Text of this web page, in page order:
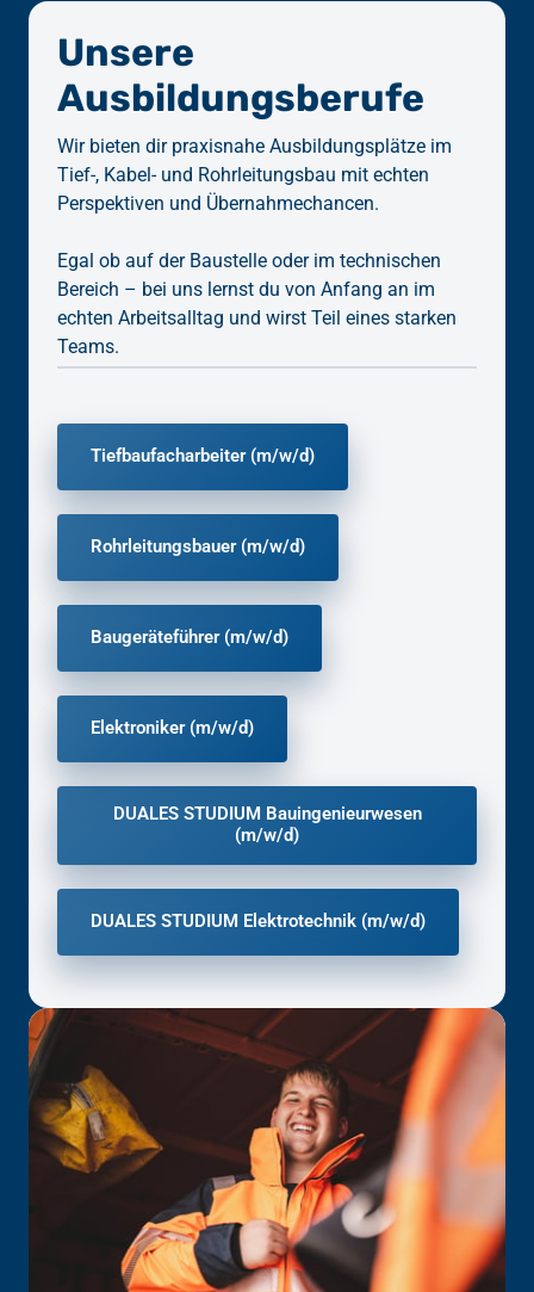
Unsere
Ausbildungsberufe
Wir bieten dir praxisnahe Ausbildungsplätze im
Tief-, Kabel- und Rohrleitungsbau mit echten
Perspektiven und Übernahmechancen.
Egal ob auf der Baustelle oder im technischen
Bereich – bei uns lernst du von Anfang an im
echten Arbeitsalltag und wirst Teil eines starken
Teams.
Tiefbaufacharbeiter (m/w/d)
Rohrleitungsbauer (m/w/d)
Baugeräteführer (m/w/d)
Elektroniker (m/w/d)
DUALES STUDIUM Bauingenieurwesen
(m/w/d)
DUALES STUDIUM Elektrotechnik (m/w/d)